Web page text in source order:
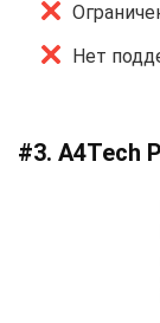
Нет
#3. A4Tech